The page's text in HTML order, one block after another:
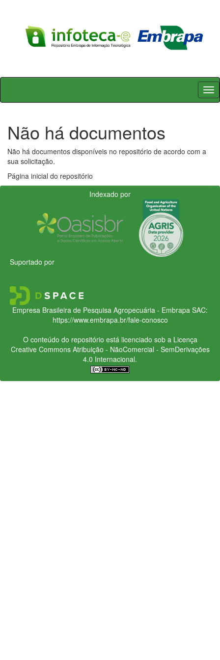
Skip
Não há documentos
Não há documentos disponíveis no repositório de acordo com a
sua solicitação.
Página inicial do repositório
Indexado por
Suportado por
Empresa Brasileira de Pesquisa Agropecuária - Embrapa SAC:
https://www.embrapa.br/fale-conosco
O conteúdo do repositório está licenciado sob a Licença
Creative CommonsAtribuição - NãoComercial - SemDerivações
4.0 Internacional.